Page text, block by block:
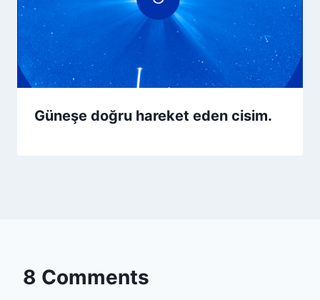
Güneşe doğru hareket eden cisim.
8 Comments